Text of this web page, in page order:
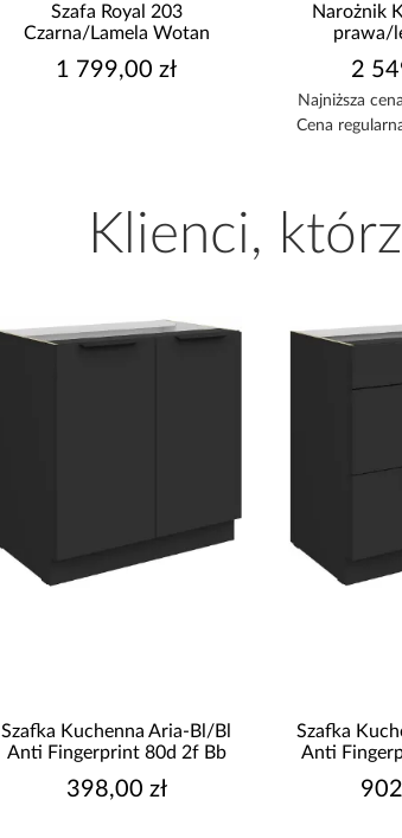
Szafa Royal 203
Czarna/Lamela Wotan
1 799,00 zł
Narożnik
prawa/
2
Najniższa
Cena
Klienci,
Szafka Kuchenna Aria-Bl/Bl
Anti Fingerprint 80d 2f Bb
398,00 zł
Szafka
Anti